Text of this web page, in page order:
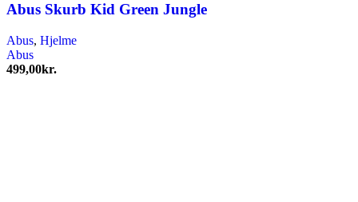
Abus Skurb Kid Green Jungle
Abus, Hjelme
Abus
499,00kr.